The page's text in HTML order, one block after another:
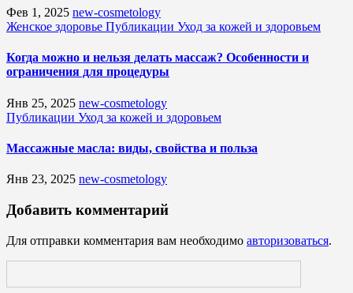
Фев 1, 2025 new-cosmetology
Женское здоровье Публикации Уход за кожей и здоровьем
Когда можно и нельзя делать массаж? Особенности и
ограничения для процедуры
Янв 25, 2025 new-cosmetology
Публикации Уход за кожей и здоровьем
Массажные масла: виды, свойства и польза
Янв 23, 2025 new-cosmetology
Добавить комментарий
Для отправки комментария вам необходимо авторизоваться.